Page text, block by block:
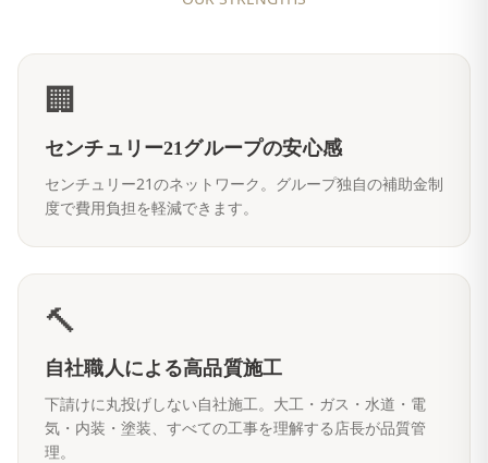
🏢
センチュリー21グループの安心感
センチュリー21のネットワーク。グループ独自の補助金制
度で費用負担を軽減できます。
🔨
自社職人による高品質施工
下請けに丸投げしない自社施工。大工・ガス・水道・電
気・内装・塗装、すべての工事を理解する店長が品質管
理。